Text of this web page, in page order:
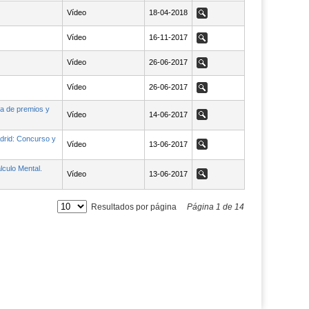
Vídeo NaN18-04-2018
18-04-2018 Ver
Vídeo NaN16-11-2017
16-11-2017 Ver
Vídeo NaN26-06-2017
26-06-2017 Ver
Vídeo NaN26-06-2017
26-06-2017 Ver
de premios y
Vídeo NaN14-06-2017
14-06-2017 Ver
Concurso y
Vídeo NaN13-06-2017
13-06-2017 Ver
Mental.
Vídeo NaN13-06-2017
13-06-2017 Ver
Resultados por página Página 1 de 14